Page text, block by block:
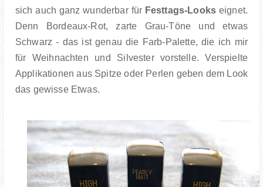
sich auch ganz wunderbar für Festtags-Looks eignet.
Denn Bordeaux-Rot, zarte Grau-Töne und etwas
Schwarz - das ist genau die Farb-Palette, die ich mir
für Weihnachten und Silvester vorstelle. Verspielte
Applikationen aus Spitze oder Perlen geben dem Look
das gewisse Etwas.